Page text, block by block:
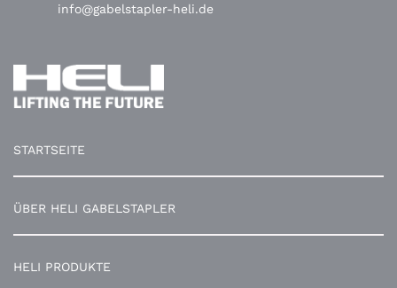
info@gabelstapler-heli.de
STARTSEITE
ÜBER HELI GABELSTAPLER
HELI PRODUKTE